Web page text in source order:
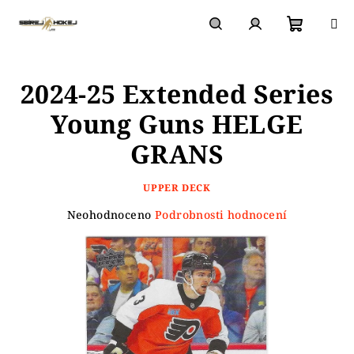
košík
2024-25 Extended Series
Young Guns HELGE
GRANS
UPPER DECK
Průměrné
produktu
hvězdiček.
Neohodnoceno Podrobnosti hodnocení